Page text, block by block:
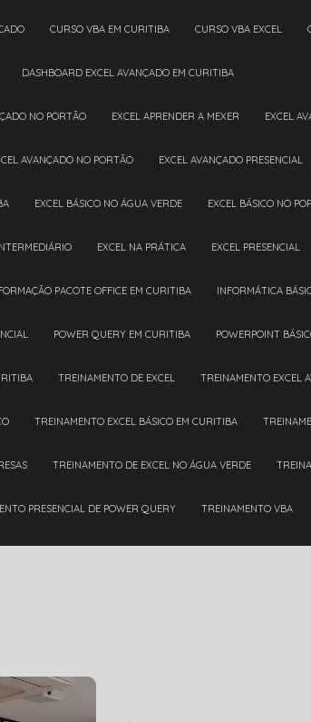
CURSO VBA EM CURITIBA CURSO VBA EXCEL
DASHBOARD EXCEL AVANÇADO EM CURITIBA
NO PORTÃO EXCEL APRENDER A MEXER EXCEL
AVANÇADO NO PORTÃO EXCEL AVANÇADO PRESENCIAL
EXCEL BÁSICO NO ÁGUA VERDE EXCEL BÁSICO NO
EXCEL NA PRÁTICA EXCEL PRESENCIAL
FORMAÇÃO PACOTE OFFICE EM CURITIBA INFORMÁTICA
POWER QUERY EM CURITIBA POWERPOINT
TREINAMENTO DE EXCEL TREINAMENTO EXCEL
TREINAMENTO EXCEL BÁSICO EM CURITIBA
TREINAMENTO DE EXCEL NO ÁGUA VERDE
PRESENCIAL DE POWER QUERY TREINAMENTO VBA